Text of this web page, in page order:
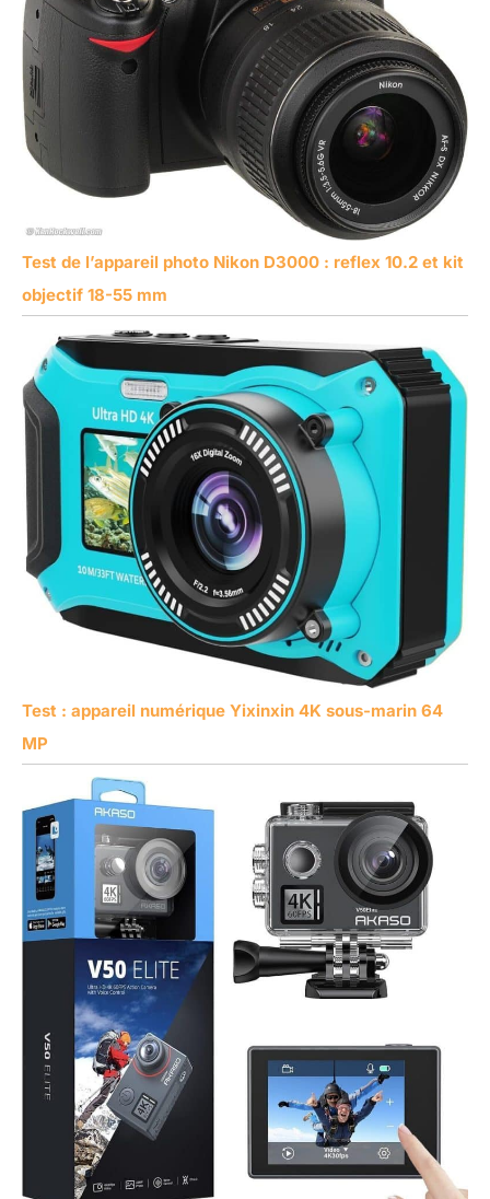
Test de l’appareil photo Nikon D3000 : reflex 10.2 et kit
objectif 18-55 mm
Test : appareil numérique Yixinxin 4K sous-marin 64
MP